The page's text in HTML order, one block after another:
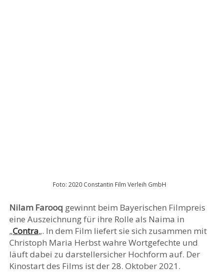
Foto: 2020 Constantin Film Verleih GmbH
Nilam Farooq gewinnt beim Bayerischen Filmpreis
eine Auszeichnung für ihre Rolle als Naima in
„Contra„. In dem Film liefert sie sich zusammen mit
Christoph Maria Herbst wahre Wortgefechte und
läuft dabei zu darstellersicher Hochform auf. Der
Kinostart des Films ist der 28. Oktober 2021.